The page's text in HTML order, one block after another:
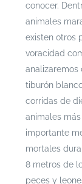
conocer.
animales
existen otros
voracidad
analizaremos
tiburón
corridas de
animales
importante
mortales
8 metros de
peces y